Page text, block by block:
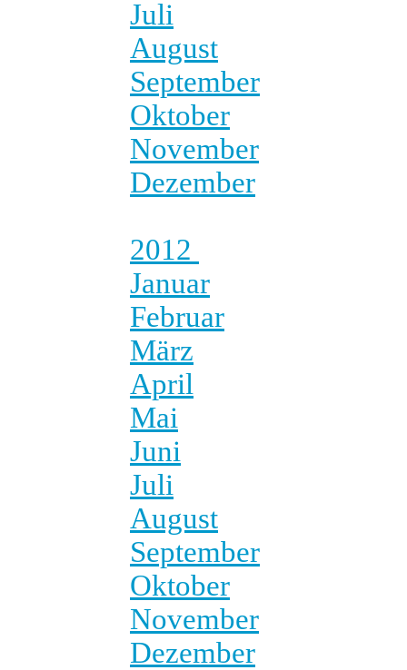
Juli
August
September
Oktober
November
Dezember
2012
Januar
Februar
März
April
Mai
Juni
Juli
August
September
Oktober
November
Dezember